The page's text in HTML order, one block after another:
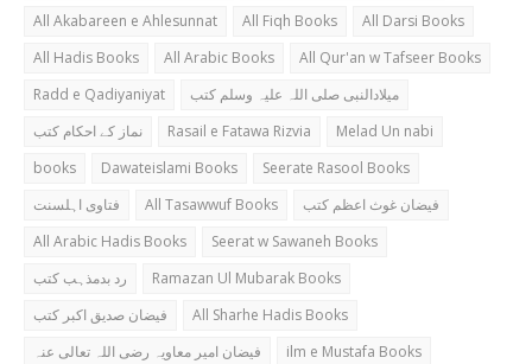
All Akabareen e Ahlesunnat
All Fiqh Books
All Darsi Books
All Hadis Books
All Arabic Books
All Qur'an w Tafseer Books
Radd e Qadiyaniyat
میلادالنبی صلی اللہ علیہ وسلم کتب
نماز کے احکام کتب
Rasail e Fatawa Rizvia
Melad Un nabi
books
Dawateislami Books
Seerate Rasool Books
فتاوی اہلسنت
All Tasawwuf Books
فیضان غوث اعظم کتب
All Arabic Hadis Books
Seerat w Sawaneh Books
رد بدمذہب کتب
Ramazan Ul Mubarak Books
فیضان صدیق اکبر کتب
All Sharhe Hadis Books
فیضان امیر معاویہ رضی اللہ تعالی عنہ
ilm e Mustafa Books